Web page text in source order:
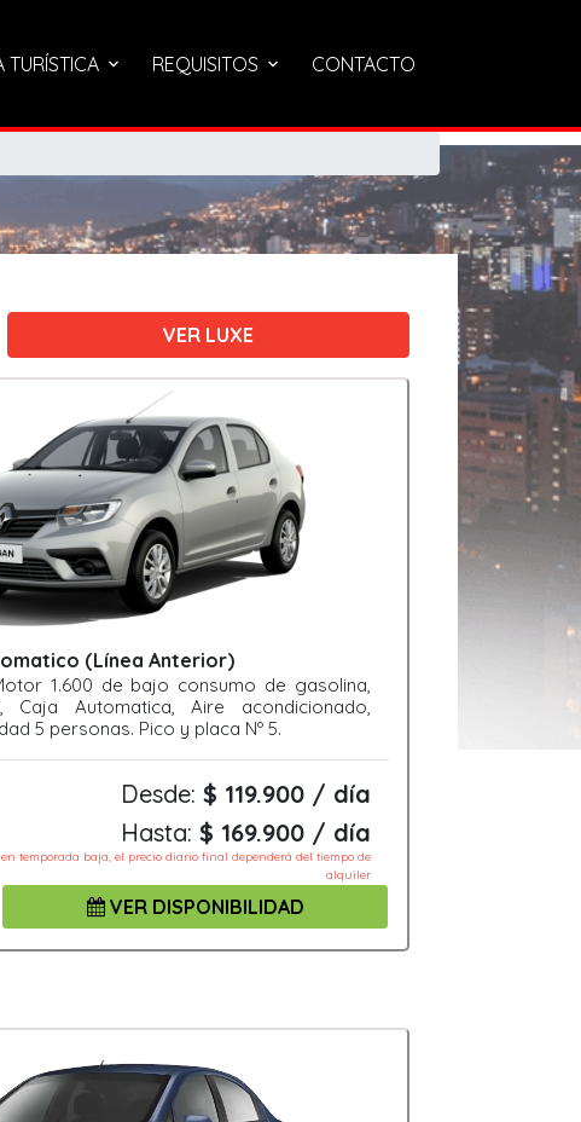
TURÍSTICA REQUISITOS CONTACTO
VER LUXE
(Línea Anterior)
1.600 de bajo consumo de gasolina,
Caja Automatica, Aire acondicionado,
5 personas. Pico y placa Nº 5.
Desde: $ 119.900 / día
Hasta: $ 169.900 / día
temporada baja, el precio diario final dependerá del tiempo de
alquiler
VER DISPONIBILIDAD